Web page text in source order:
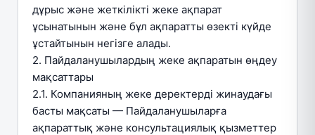
дұрыс және жеткілікті жеке ақпарат
ұсынатынын және бұл ақпаратты өзекті күйде
ұстайтынын негізге алады.
2. Пайдаланушылардың жеке ақпаратын өңдеу
мақсаттары
2.1. Компанияның жеке деректерді жинаудағы
басты мақсаты — Пайдаланушыларға
ақпараттық және консультациялық қызметтер